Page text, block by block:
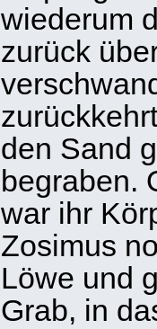
wiederum
zurück
den Sand
begraben.
war ihr
Zosimus
Löwe und
Grab, in